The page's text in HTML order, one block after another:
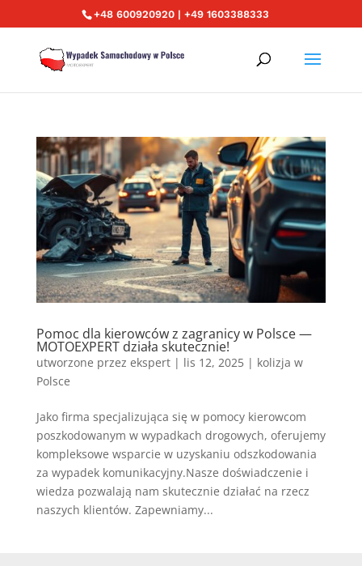
+48 600920920 | +49 1603388333
Pomoc dla kierowców z zagranicy w Polsce —
MOTOEXPERT działa skutecznie!
utworzone przez ekspert| lis 12, 2025| kolizja w
Polsce
Jako firma specjalizująca się w pomocy kierowcom
poszkodowanym w wypadkach drogowych, oferujemy
kompleksowe wsparcie w uzyskaniu odszkodowania
za wypadek komunikacyjny.Nasze doświadczenie i
wiedza pozwalają nam skutecznie działać na rzecz
naszych klientów. Zapewniamy...